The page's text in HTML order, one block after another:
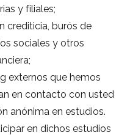
y filiales;
crediticia, burós de
sociales y otros
externos que hemos
en contacto con usted
anónima en estudios.
en dichos estudios